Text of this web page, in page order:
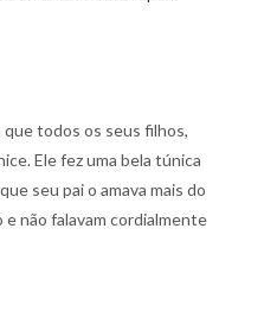
que todos os seus filhos,
Ele fez uma bela túnica
seu pai o amava mais do
não falavam cordialmente